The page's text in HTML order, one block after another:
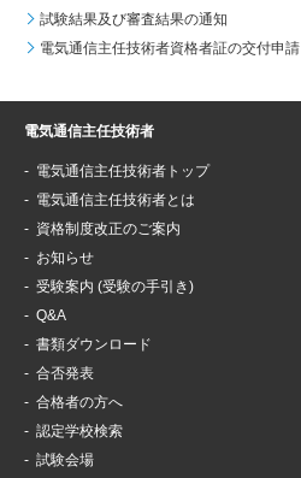
試験結果及び審査結果の通知
電気通信主任技術者資格者証の交付申請
電気通信主任技術者
電気通信主任技術者トップ
電気通信主任技術者とは
資格制度改正のご案内
お知らせ
受験案内 (受験の手引き)
Q&A
書類ダウンロード
合否発表
合格者の方へ
認定学校検索
試験会場